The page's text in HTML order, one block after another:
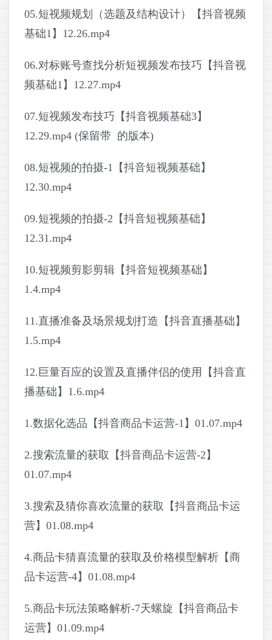
05.短视频规划（选题及结构设计）【抖音视频
基础1】12.26.mp4
06.对标账号查找分析短视频发布技巧【抖音视
频基础1】12.27.mp4
07.短视频发布技巧【抖音视频基础3】
12.29.mp4 (保留带 的版本)
08.短视频的拍摄-1【抖音短视频基础】
12.30.mp4
09.短视频的拍摄-2【抖音短视频基础】
12.31.mp4
10.短视频剪影剪辑【抖音短视频基础】
1.4.mp4
11.直播准备及场景规划打造【抖音直播基础】
1.5.mp4
12.巨量百应的设置及直播伴侣的使用【抖音直
播基础】1.6.mp4
1.数据化选品【抖音商品卡运营-1】01.07.mp4
2.搜索流量的获取【抖音商品卡运营-2】
01.07.mp4
3.搜索及猜你喜欢流量的获取【抖音商品卡运
营】01.08.mp4
4.商品卡猜喜流量的获取及价格模型解析【商
品卡运营-4】01.08.mp4
5.商品卡玩法策略解析-7天螺旋【抖音商品卡
运营】01.09.mp4